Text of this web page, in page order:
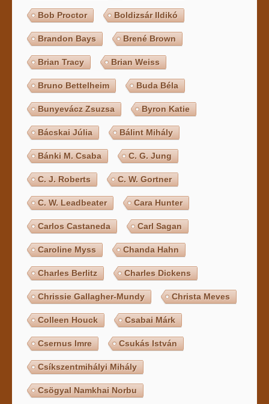
Bob Proctor Boldizsár Ildikó
Brandon Bays Brené Brown
Brian Tracy Brian Weiss
Bruno Bettelheim Buda Béla
Bunyevácz Zsuzsa Byron Katie
Bácskai Júlia Bálint Mihály
Bánki M. Csaba C. G. Jung
C. J. Roberts C. W. Gortner
C. W. Leadbeater Cara Hunter
Carlos Castaneda Carl Sagan
Caroline Myss Chanda Hahn
Charles Berlitz Charles Dickens
Chrissie Gallagher-Mundy Christa Meves
Colleen Houck Csabai Márk
Csernus Imre Csukás István
Csíkszentmihályi Mihály
Csögyal Namkhai Norbu